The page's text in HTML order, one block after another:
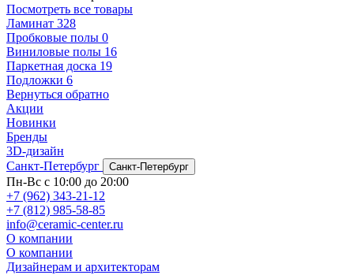
Посмотреть все товары
Ламинат 328
Пробковые полы 0
Виниловые полы 16
Паркетная доска 19
Подложки 6
Вернуться обратно
Акции
Новинки
Бренды
3D-дизайн
Санкт-Петербург
Санкт-Петербург
Пн-Вс с 10:00 до 20:00
+7 (962) 343-21-12
+7 (812) 985-58-85
info@ceramic-center.ru
О компании
О компании
Дизайнерам и архитекторам